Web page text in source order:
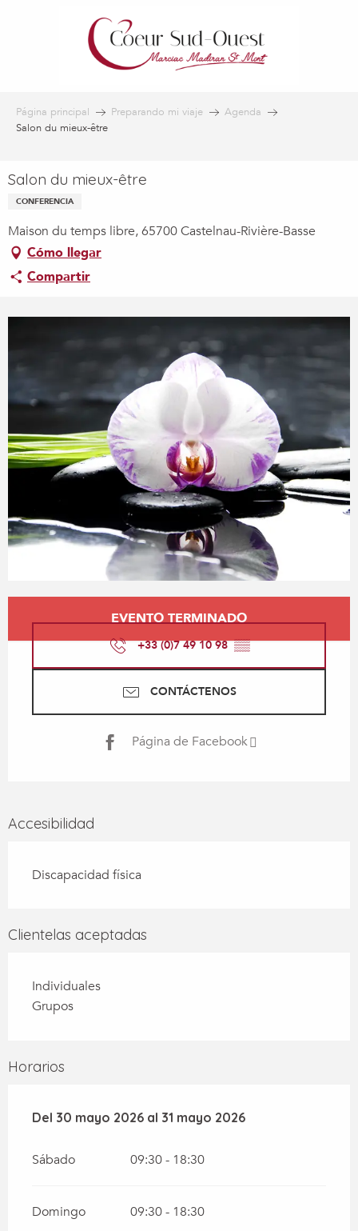
Página principal Preparando mi viaje
Agenda
Salon du mieux-être
Salon du mieux-être
CONFERENCIA
Maison du temps libre, 65700 Castelnau-Rivière-Basse
Cómo llegar
Compartir
EVENTO TERMINADO
+33 (0)7 49 10 98▒▒
CONTÁCTENOS
Página de Facebook
Accesibilidad
Discapacidad física
Clientelas aceptadas
Individuales
Grupos
Horarios
Del 30 mayo 2026 al 31 mayo 2026
Del 30 mayo 2026 al 31 mayo 2026
Sábado 09:30 - 18:30
Domingo 09:30 - 18:30